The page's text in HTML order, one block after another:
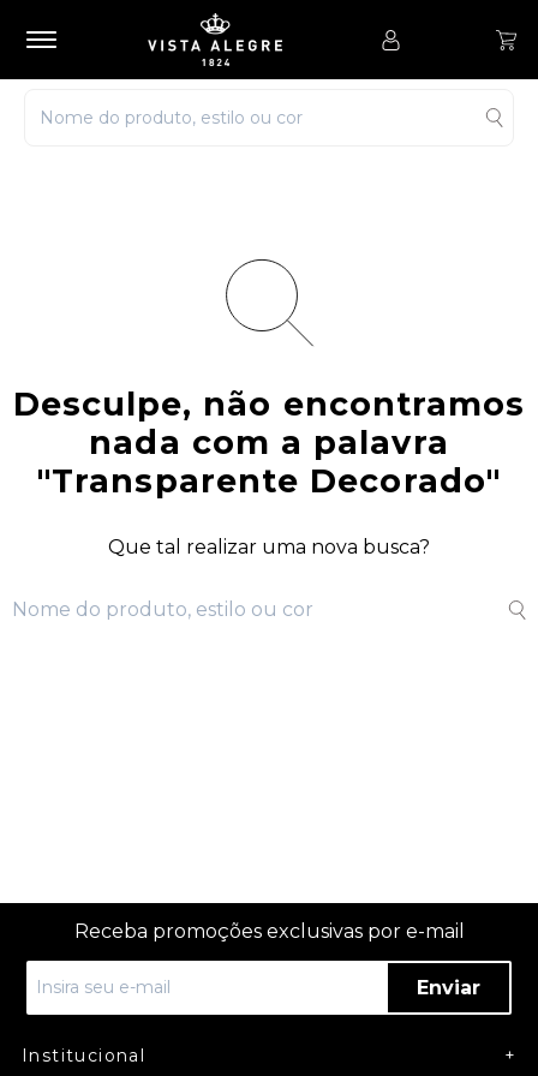
Desculpe, não encontramos
nada com a palavra
"Transparente Decorado"
Que tal realizar uma nova busca?
Receba promoções exclusivas por e-mail
Enviar
Institucional